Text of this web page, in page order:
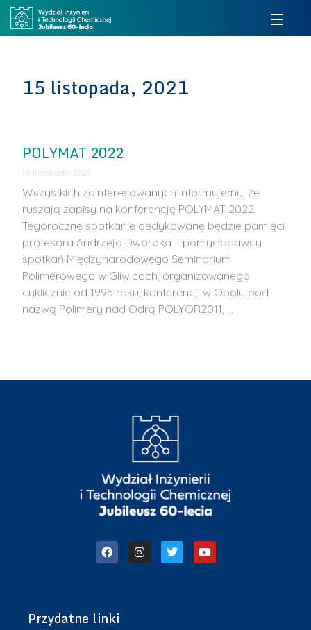
15 listopada, 2021
POLYMAT 2022
15 listopada 2021
Wszystkich zainteresowanych informujemy, że
ruszają zapisy na konferencję POLYMAT 2022.
Tegoroczne spotkanie dedykowane będzie pamięci
profesora Andrzeja Dworaka – pomysłodawcy
spotkań Międzynarodowego Seminarium
Polimerowego w Gliwicach, organizowanego
cyklicznie od 1995 roku, konferencji w Opolu pod
nazwą Polimery nad Odrą POLYOR2011, …
Przydatne linki